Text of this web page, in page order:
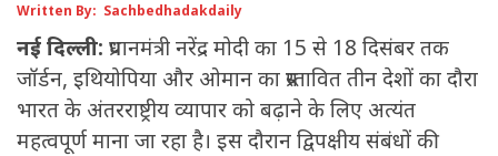
Written By: Sachbedhadakdaily
नई दिल्ली: प्रधानमंत्री नरेंद्र मोदी का 15 से 18 दिसंबर तक
जॉर्डन, इथियोपिया और ओमान का प्रस्तावित तीन देशों का दौरा
भारत के अंतरराष्ट्रीय व्यापार को बढ़ाने के लिए अत्यंत
महत्वपूर्ण माना जा रहा है। इस दौरान द्विपक्षीय संबंधों की